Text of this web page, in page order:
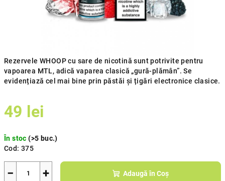
Rezervele WHOOP cu sare de nicotină sunt potrivite pentru
vapoarea MTL, adică vaparea clasică „gură-plămân”. Se
evidențiază cel mai bine prin păstăi și țigări electronice clasice.
49 lei
preţ:
În stoc(>5 buc.)
Cod: 375
+
− Adaugă în Coş